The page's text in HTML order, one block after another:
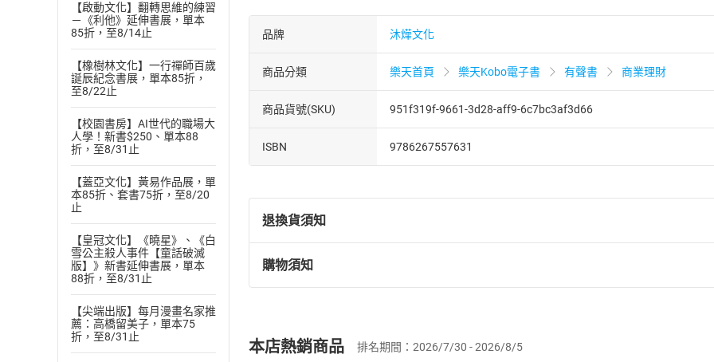
【啟動文化】翻轉思維的練習
－《利他》延伸書展，單本
85折，至8/14止
【橡樹林文化】一行禪師百歲
誕辰紀念書展，單本85折，
至8/22止
【校園書房】AI世代的職場大
人學！新書$250、單本88
折，至8/31止
【蓋亞文化】黃易作品展，單
本85折、套書75折，至8/20
止
【皇冠文化】《曉星》、《白
雪公主殺人事件【童話破滅
版】》新書延伸書展，單本
88折，至8/31止
【尖端出版】每月漫畫名家推
薦：高橋留美子，單本75
折，至8/31止
品牌 沐燁文化
商品分類 樂天首頁 樂天Kobo電子書 有聲書 商業理財
商品貨號(SKU) 951f319f-9661-3d28-aff9-6c7bc3af3d66
ISBN 9786267557631
退換貨須知
退換貨規定：
(一)依消費者保護法第19條第1項後段暨通訊交易解除權合理例外情事適用
(二)消費者訂購本店鋪之商品即代表知悉本店鋪所銷售之商品為電子書，屬
購物須知
本店熱銷商品 排名期間：2026/7/30 - 2026/8/5